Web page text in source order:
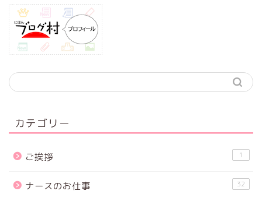
カテゴリー
ご挨拶 1
ナースのお仕事 32